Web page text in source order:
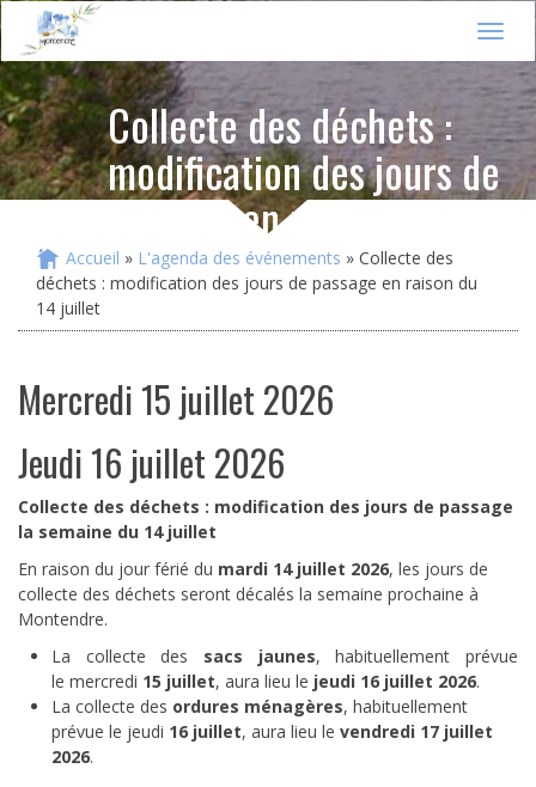
T
o
l
n
a
Collecte des déchets :
modification des jours de
passage en raison du 14
juillet
Vous êtes ici
Accueil » L'agenda des événements » Collecte des
déchets : modification des jours de passage en raison du
14 juillet
mercredi 15 juillet 2026
jeudi 16 juillet 2026
Collecte des déchets : modification des jours de passage
la semaine du 14 juillet
En raison du jour férié du mardi 14 juillet 2026, les jours de
collecte des déchets seront décalés la semaine prochaine à
Montendre.
La collecte des sacs jaunes, habituellement prévue
le mercredi 15 juillet, aura lieu le jeudi 16 juillet 2026.
La collecte des ordures ménagères, habituellement
prévue le jeudi 16 juillet, aura lieu le vendredi 17 juillet
2026.